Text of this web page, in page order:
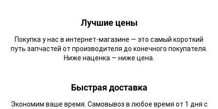
Лучшие цены
Покупка у нас в интернет-магазине — это самый короткий
путь запчастей от производителя до конечного покупателя.
Ниже наценка — ниже цена.
Быстрая доставка
Экономим ваше время. Самовывоз в любое время от 1 дня с